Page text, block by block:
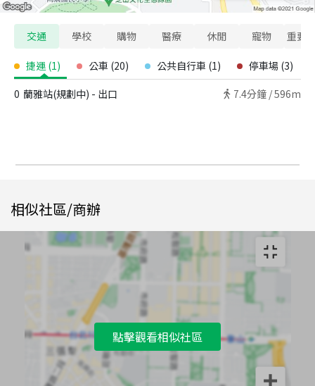
交通 學校 購物 醫療 休閒 寵物 重要
捷運 (1) 公車 (20) 公共自行車 (1) 停車場 (3)
0 蘭雅站(規劃中) - 出口 7.4分鐘 /596m
相似社區/商辦
點擊觀看相似社區